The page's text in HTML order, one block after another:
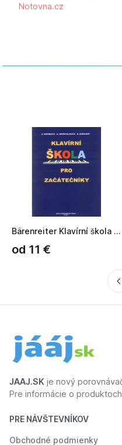
Notovna.cz
Bärenreiter Klavírní škola pro začátečníky BGS (B.G.S.)
od 11 €
JAAJ.SK je nový
Pre informácie o
PRE NÁVŠTEVNÍKOV
Obchodné podmienky